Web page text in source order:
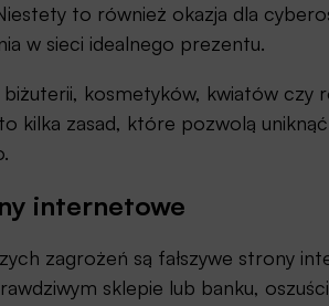
to również okazja dla
w sieci idealnego prezentu.
kosmetyków, kwiatów
kilka zasad, które pozwolą
internetowe
zagrożeń są fałszywe strony
sklepie lub banku,